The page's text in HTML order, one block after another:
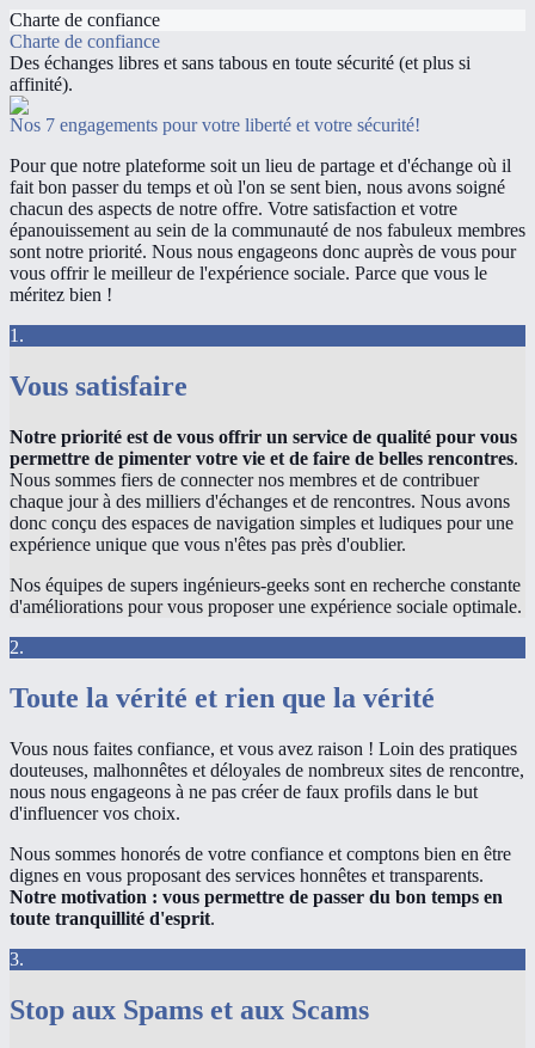
Charte de confiance
Charte de confiance
Des échanges libres et sans tabous en toute sécurité (et plus si
affinité).
Nos 7 engagements pour votre liberté et votre sécurité!
Pour que notre plateforme soit un lieu de partage et d'échange où il
fait bon passer du temps et où l'on se sent bien, nous avons soigné
chacun des aspects de notre offre. Votre satisfaction et votre
épanouissement au sein de la communauté de nos fabuleux membres
sont notre priorité. Nous nous engageons donc auprès de vous pour
vous offrir le meilleur de l'expérience sociale. Parce que vous le
méritez bien !
1.
Vous satisfaire
Notre priorité est de vous offrir un service de qualité pour vous
permettre de pimenter votre vie et de faire de belles rencontres.
Nous sommes fiers de connecter nos membres et de contribuer
chaque jour à des milliers d'échanges et de rencontres. Nous avons
donc conçu des espaces de navigation simples et ludiques pour une
expérience unique que vous n'êtes pas près d'oublier.
Nos équipes de supers ingénieurs-geeks sont en recherche constante
d'améliorations pour vous proposer une expérience sociale optimale.
2.
Toute la vérité et rien que la vérité
Vous nous faites confiance, et vous avez raison ! Loin des pratiques
douteuses, malhonnêtes et déloyales de nombreux sites de rencontre,
nous nous engageons à ne pas créer de faux profils dans le but
d'influencer vos choix.
Nous sommes honorés de votre confiance et comptons bien en être
dignes en vous proposant des services honnêtes et transparents.
Notre motivation : vous permettre de passer du bon temps en
toute tranquillité d'esprit.
3.
Stop aux Spams et aux Scams